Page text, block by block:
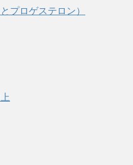
プロゲステロン）